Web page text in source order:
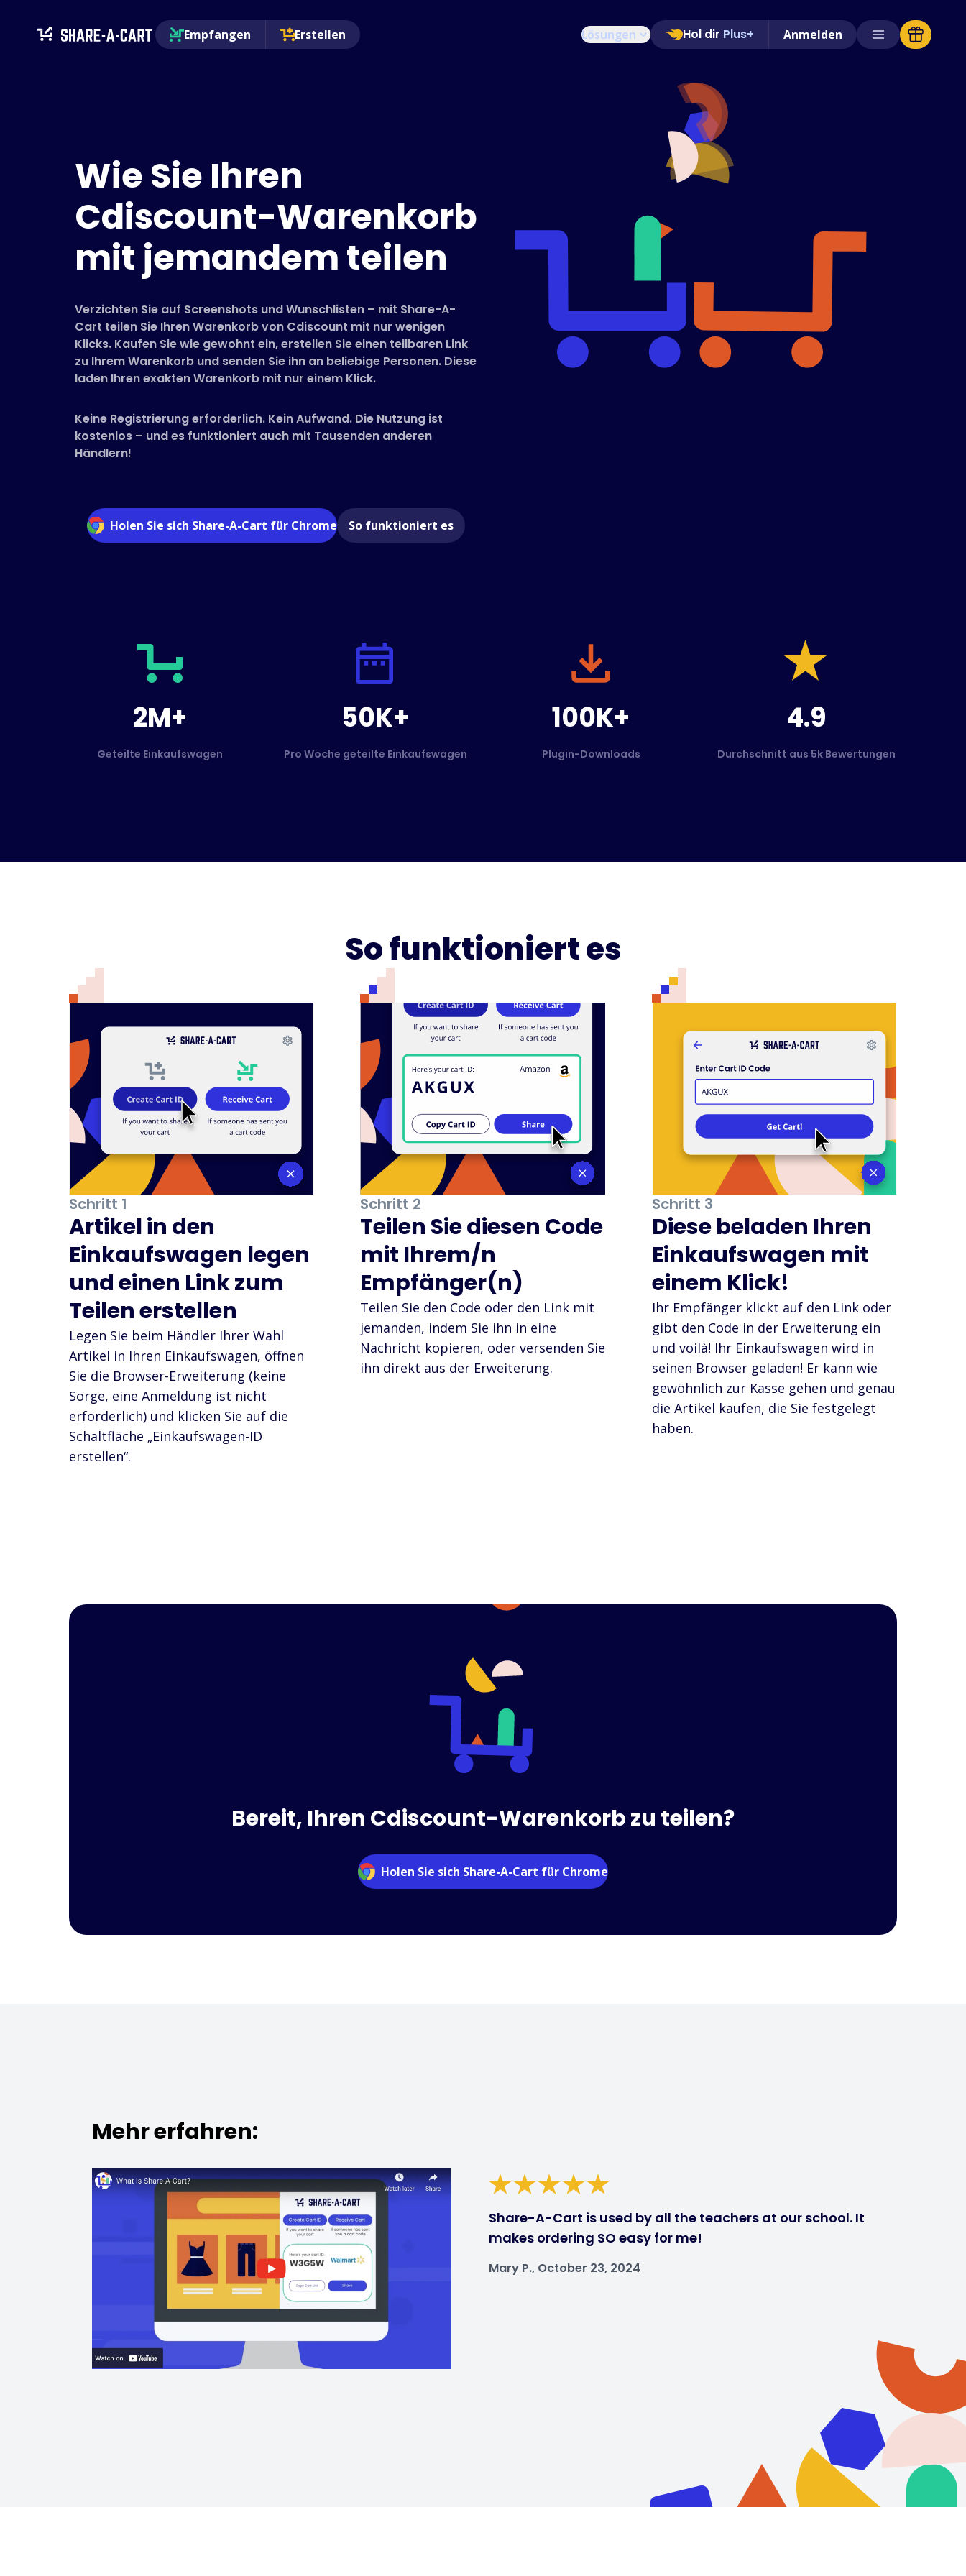
Empfangen Erstellen Lösungen Hol dir Plus+ Anmelden
Wie Sie Ihren
Cdiscount-Warenkorb
mit jemandem teilen
Verzichten Sie auf Screenshots und Wunschlisten – mit Share-A-
Cart teilen Sie Ihren Warenkorb von Cdiscount mit nur wenigen
Klicks. Kaufen Sie wie gewohnt ein, erstellen Sie einen teilbaren Link
zu Ihrem Warenkorb und senden Sie ihn an beliebige Personen. Diese
laden Ihren exakten Warenkorb mit nur einem Klick.
Keine Registrierung erforderlich. Kein Aufwand. Die Nutzung ist
kostenlos – und es funktioniert auch mit Tausenden anderen
Händlern!
Holen Sie sich Share-A-Cart für Chrome So funktioniert es
2M+
Geteilte Einkaufswagen
50K+
Pro Woche geteilte Einkaufswagen
100K+
Plugin-Downloads
4.9
Durchschnitt aus 5k Bewertungen
So funktioniert es
Schritt 1
Artikel in den
Einkaufswagen legen
und einen Link zum
Teilen erstellen
Legen Sie beim Händler Ihrer Wahl
Artikel in Ihren Einkaufswagen, öffnen
Sie die Browser-Erweiterung (keine
Sorge, eine Anmeldung ist nicht
erforderlich) und klicken Sie auf die
Schaltfläche „Einkaufswagen-ID
erstellen“.
Schritt 2
Teilen Sie diesen Code
mit Ihrem/n
Empfänger(n)
Teilen Sie den Code oder den Link mit
jemanden, indem Sie ihn in eine
Nachricht kopieren, oder versenden Sie
ihn direkt aus der Erweiterung.
Schritt 3
Diese beladen Ihren
Einkaufswagen mit
einem Klick!
Ihr Empfänger klickt auf den Link oder
gibt den Code in der Erweiterung ein
und voilà! Ihr Einkaufswagen wird in
seinen Browser geladen! Er kann wie
gewöhnlich zur Kasse gehen und genau
die Artikel kaufen, die Sie festgelegt
haben.
Bereit, Ihren Cdiscount-Warenkorb zu teilen?
Holen Sie sich Share-A-Cart für Chrome
Mehr erfahren:
Share-A-Cart is used by all the teachers at our school. It
makes ordering SO easy for me!
Mary P., October 23, 2024